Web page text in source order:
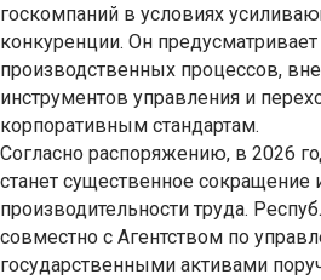
госкомпаний в условиях
конкуренции. Он
производственных процессов,
инструментов управления и
корпоративным стандартам.
Согласно распоряжению, в 2026
станет существенное
производительности труда.
совместно с Агентством по
государственными активами